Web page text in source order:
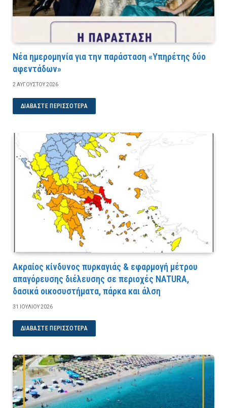
Νέα ημερομηνία για την παράσταση «Υπηρέτης δύο
αφεντάδων»
2 ΑΥΓΟΎΣΤΟΥ 2026
ΔΙΑΒΆΣΤΕ ΠΕΡΙΣΣΌΤΕΡΑ
Ακραίος κίνδυνος πυρκαγιάς & εφαρμογή μέτρου
απαγόρευσης διέλευσης σε περιοχές NATURA,
δασικά οικοσυστήματα, πάρκα και άλση
31 ΙΟΥΛΊΟΥ 2026
ΔΙΑΒΆΣΤΕ ΠΕΡΙΣΣΌΤΕΡΑ